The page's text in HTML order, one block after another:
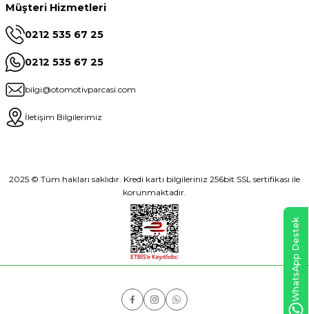
Müşteri Hizmetleri
0212 535 67 25
0212 535 67 25
bilgi@otomotivparcasi.com
İletişim Bilgilerimiz
2025 © Tüm hakları saklıdır. Kredi kartı bilgileriniz 256bit SSL sertifikası ile
korunmaktadır.
WhatsApp Destek